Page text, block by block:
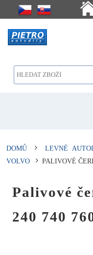
DOMŮ LEVNÉ
VOLVO
PALIVOVÉ
Palivové
240 740